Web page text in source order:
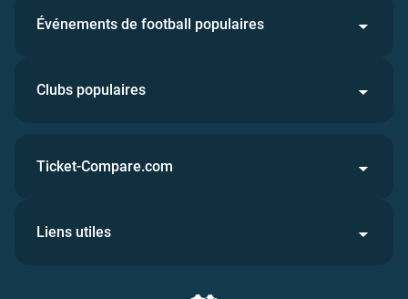
Événements de football populaires
Clubs populaires
Ticket-Compare.com
Liens utiles